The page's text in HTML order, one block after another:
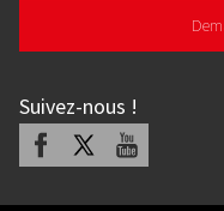
Suivez-nous !
Facebook Youtube